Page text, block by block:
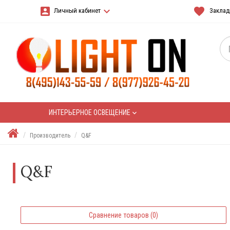
account_box Личный кабинетkeyboard_arrow_down favorite
ИНТЕРЬЕРНОЕ ОСВЕЩЕНИЕ keyboard_arrow_down
Производитель Q&F
Q&F
Сравнение товаров (0)